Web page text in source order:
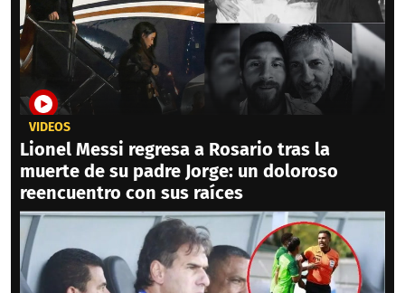
VIDEOS
Lionel Messi regresa a Rosario tras la
muerte de su padre Jorge: un doloroso
reencuentro con sus raíces